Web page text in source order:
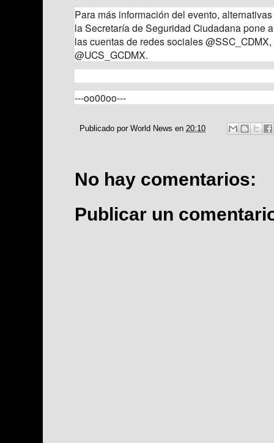
Para más información del evento,
la Secretaría de Seguridad Ciudadana pone
las cuentas de redes sociales
@UCS_GCDMX.
---oo00oo---
Publicado por World News en 20:10
No hay comentarios:
Publicar un